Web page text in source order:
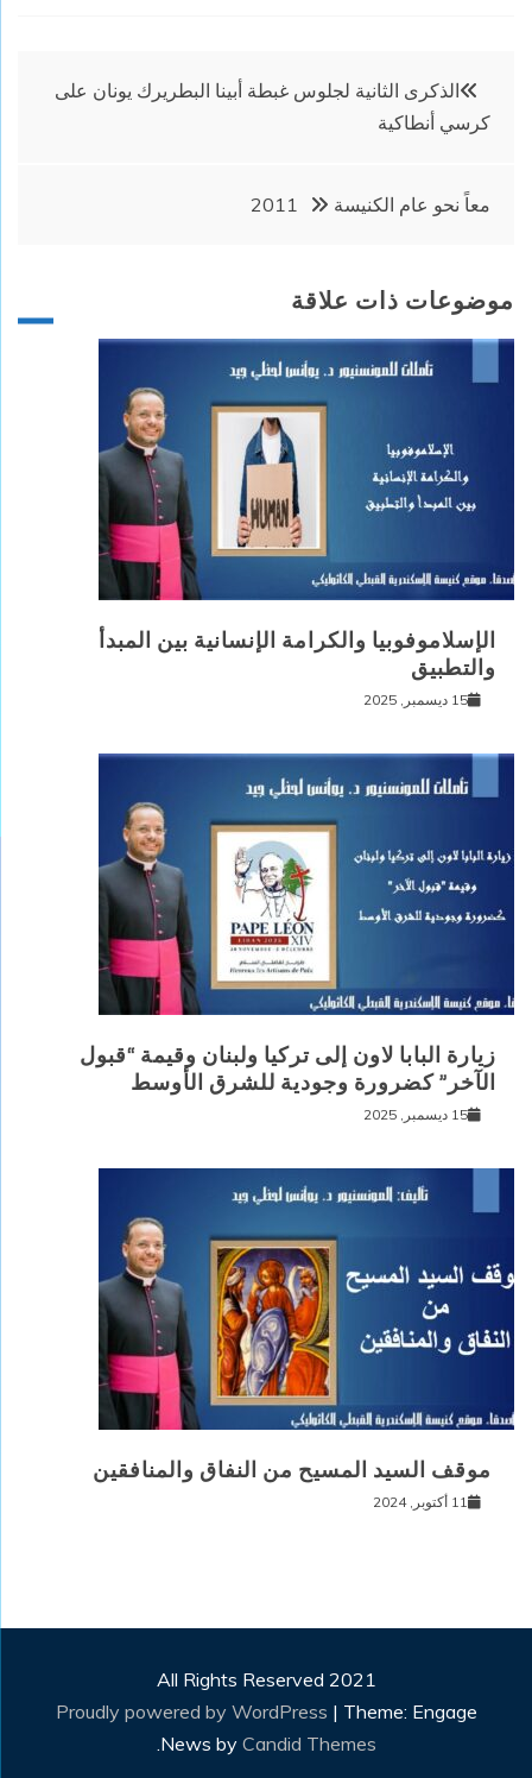
تصفّح
المقالات
الذكرى الثانية لجلوس غبطة أبينا البطريرك يونان على
كرسي أنطاكية
معاً نحو عام الكنيسة 2011
موضوعات ذات علاقة
الإسلاموفوبيا والكرامة الإنسانية بين المبدأ
والتطبيق
15 ديسمبر, 2025
زيارة البابا لاون إلى تركيا ولبنان وقيمة “قبول
الآخر” كضرورة وجودية للشرق الأوسط
15 ديسمبر, 2025
موقف السيد المسيح من النفاق والمنافقين
11 أكتوبر, 2024
All Rights Reserved 2021
Proudly powered by WordPress | Theme: Engage
News by Candid Themes
.